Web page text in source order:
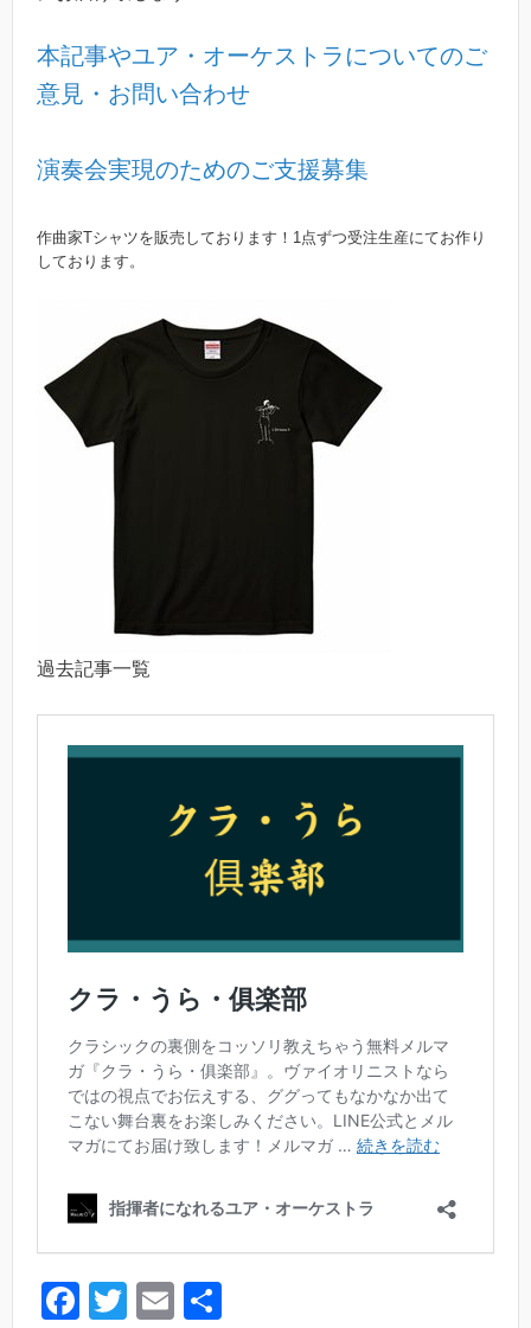
本記事やユア・オーケストラについてのご
意見・お問い合わせ
演奏会実現のためのご支援募集
作曲家Tシャツを販売しております！1点ずつ受注生産にてお作り
しております。
過去記事一覧
F
T
E